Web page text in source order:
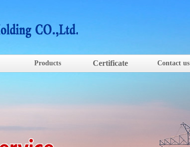
Products Certificate Contact us